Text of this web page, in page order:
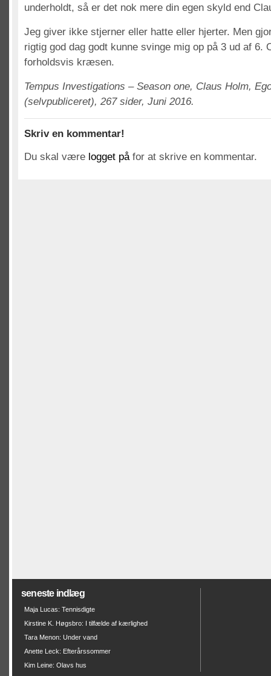
underholdt, så er det nok mere din egen skyld end
Jeg giver ikke stjerner eller hatte eller hjerter. Men
rigtig god dag godt kunne svinge mig op på 3 ud af 6.
forholdsvis kræsen.
Tempus Investigations – Season one, Claus Holm,
(selvpubliceret), 267 sider, Juni 2016.
Skriv en kommentar!
Du skal være logget påfor at skrive en kommentar.
seneste indlæg
Maja Lucas: Tennisdigte
Kirstine K. Høgsbro: I tilfælde af kærlighed
Tara Menon: Under vand
Anette Leck: Efterårssommer
Kim Leine: Olavs hus